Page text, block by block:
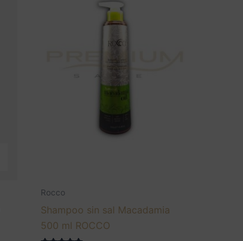
Rocco
Shampoo sin sal Macadamia
500 ml ROCCO